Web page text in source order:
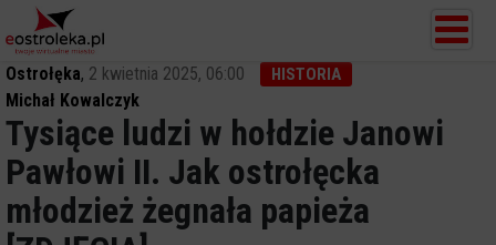
Ostrołęka, 2 kwietnia 2025, 06:00 HISTORIA
Michał Kowalczyk
Tysiące ludzi w hołdzie Janowi
Pawłowi II. Jak ostrołęcka
młodzież żegnała papieża